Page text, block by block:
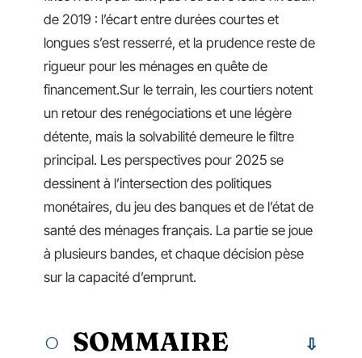
de 2019 : l’écart entre durées courtes et
longues s’est resserré, et la prudence reste de
rigueur pour les ménages en quête de
financement.Sur le terrain, les courtiers notent
un retour des renégociations et une légère
détente, mais la solvabilité demeure le filtre
principal. Les perspectives pour 2025 se
dessinent à l’intersection des politiques
monétaires, du jeu des banques et de l’état de
santé des ménages français. La partie se joue
à plusieurs bandes, et chaque décision pèse
sur la capacité d’emprunt.
SOMMAIRE